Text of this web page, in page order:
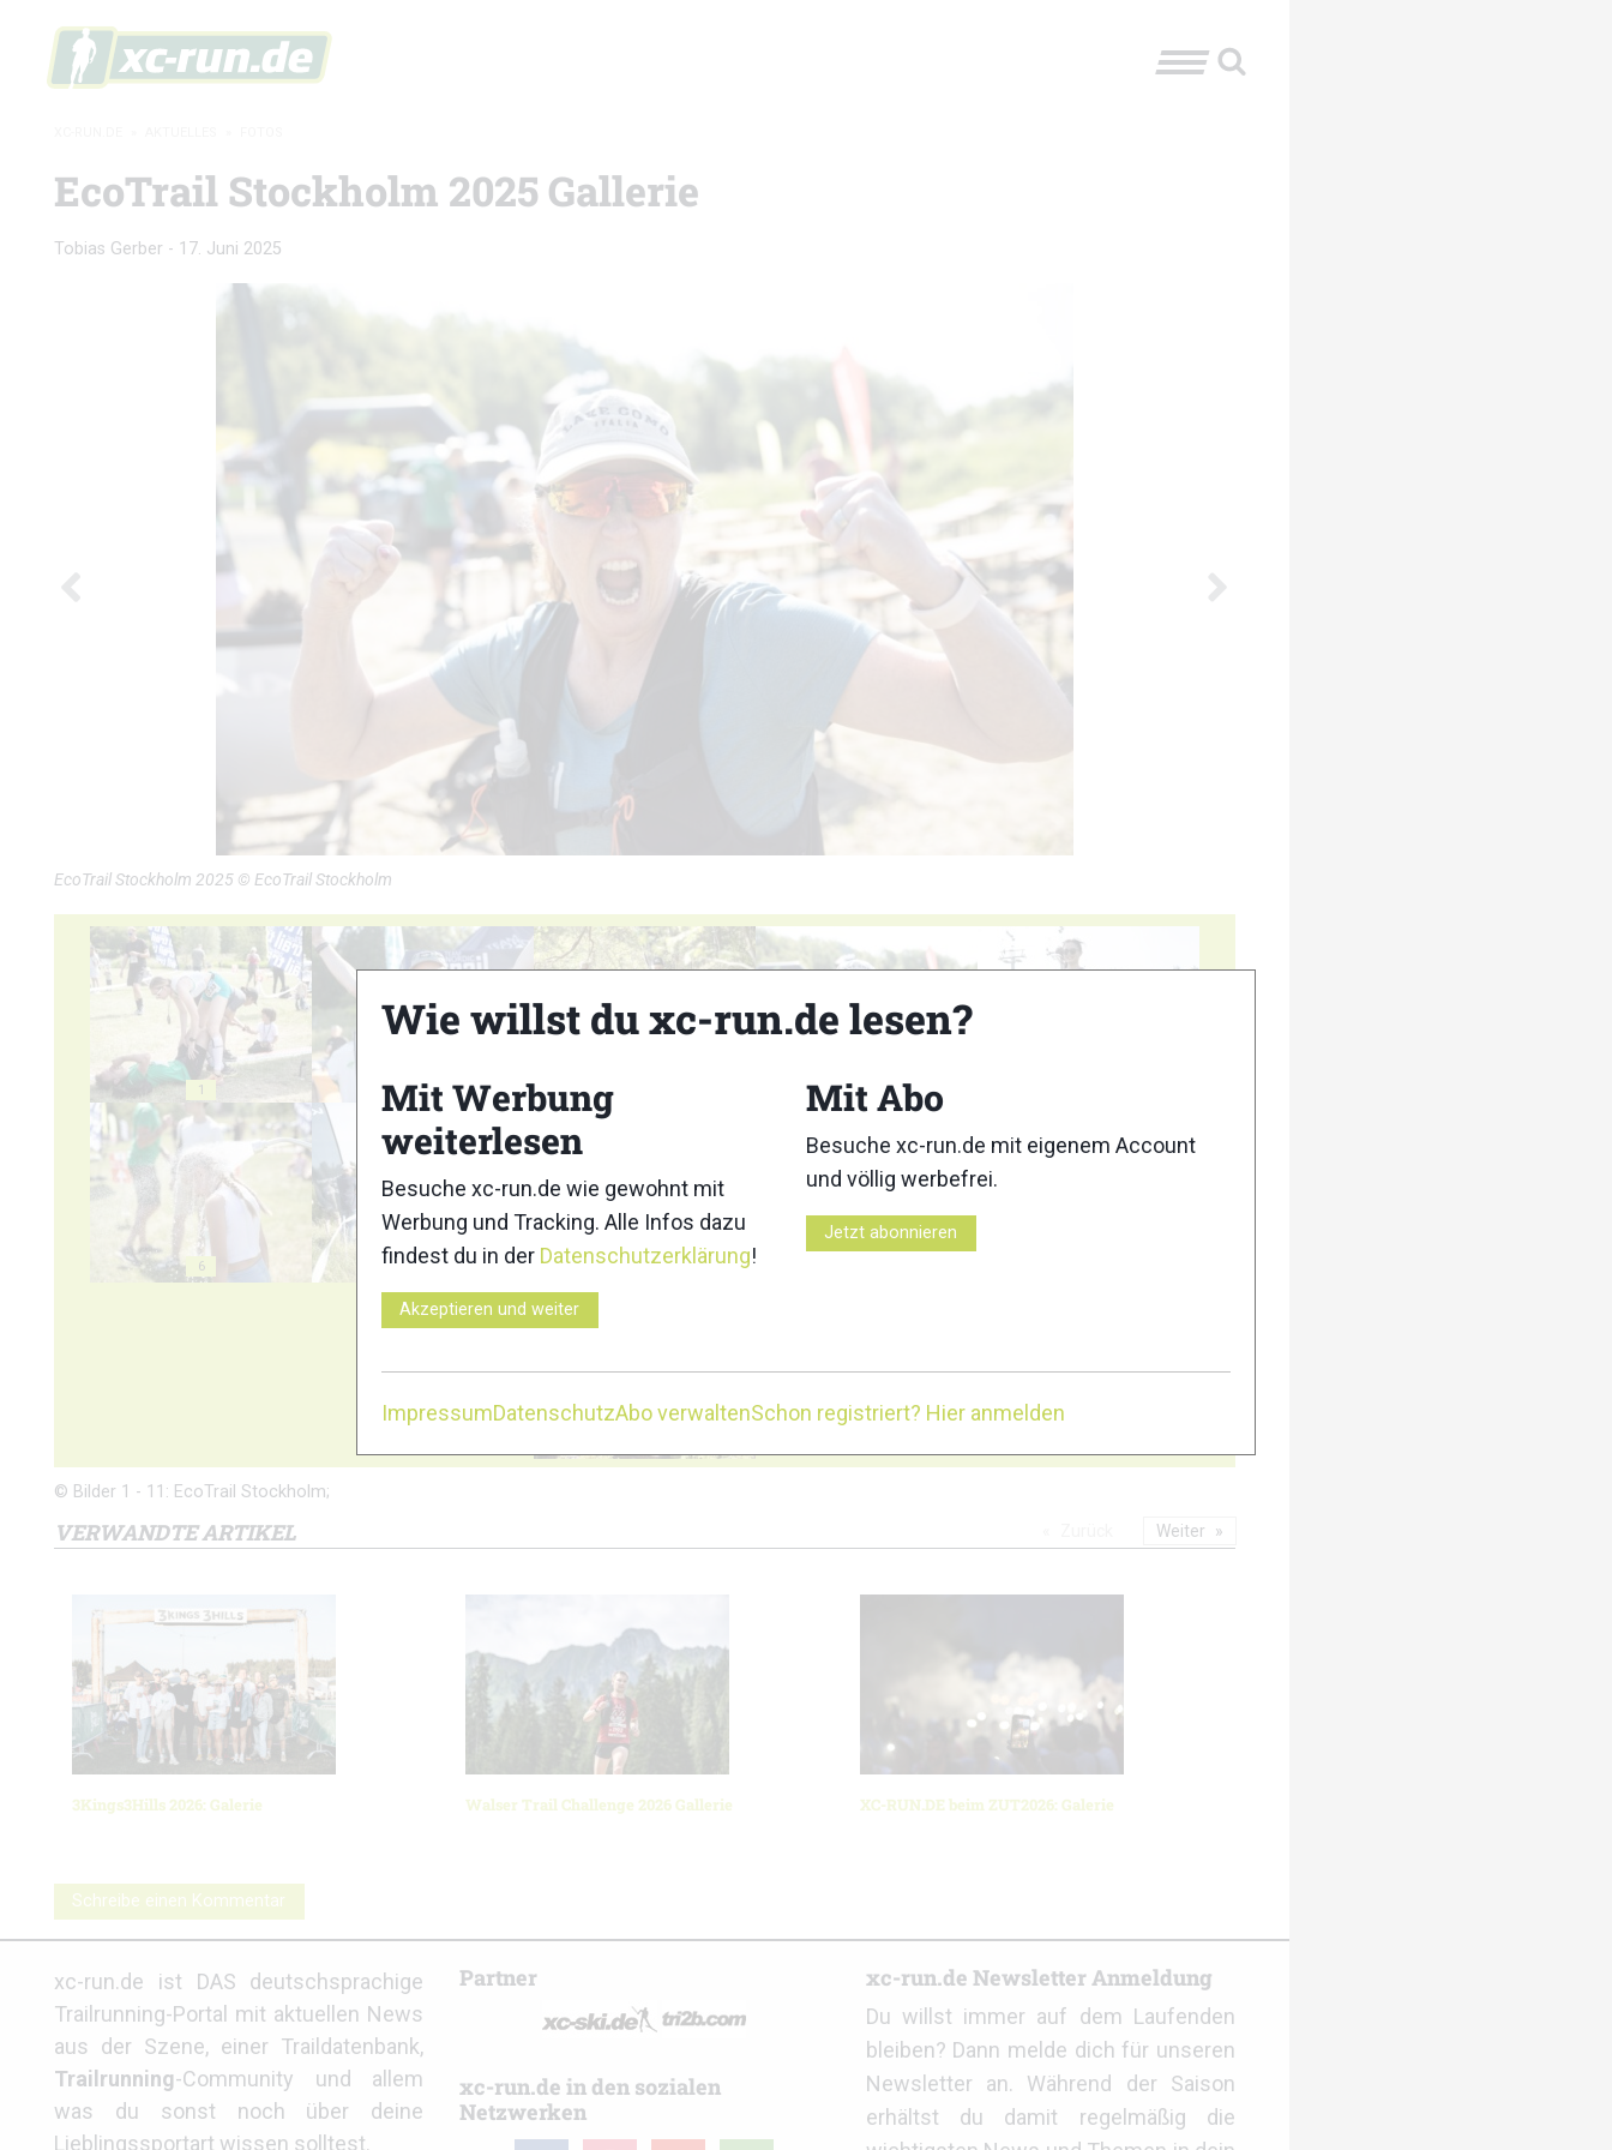
EcoTrail Stockholm 2025 Gallerie
Tobias Gerber - 17. Juni 2025
EcoTrail Stockholm 2025 © EcoTrail Stockholm
1 2 4
6 7 8
© Bilder 1 - 11: EcoTrail Stockholm;
VERWANDTE ARTIKEL
3Kings3Hills 2026: Galerie Walser Trail Challenge 2026 Gallerie XC-RUN.DE beim ZUT2026: Galerie
Weiter
Schreibe einen Kommentar
xc-run.de ist DAS deutschsprachige
Trailrunning-Portal mit aktuellen News
aus der Szene, einer Traildatenbank,
Trailrunning-Community und allem
was du sonst noch über deine
Lieblingssportart wissen solltest.
Partner
xc-run.de in den sozialen
Netzwerken
xc-run.de Newsletter Anmeldung
Du willst immer auf dem Laufenden
bleiben? Dann melde dich für unseren
Newsletter an. Während der Saison
erhältst du damit regelmäßig die
Wie willst du xc-run.de lesen?
Mit Werbung
weiterlesen
Besuche xc-run.de wie gewohnt mit
Werbung und Tracking. Alle Infos dazu
findest du in der Datenschutzerklärung!
Akzeptieren und weiter
Mit Abo
Besuche xc-run.de mit eigenem Account
und völlig werbefrei.
Jetzt abonnieren
ImpressumDatenschutzAbo verwaltenSchon registriert? Hier anmelden